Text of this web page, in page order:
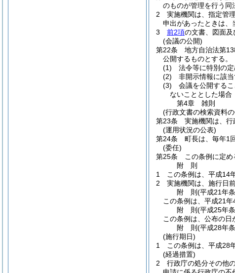
のものが管理を行う同
2
実施機関は、指定管
申出があったときは、
3
前2項の文書、図面及
(会議の公開)
第22条
地方自治法第
公開するものとする。
(1)
法令等に特別の
(2)
非開示情報に該
(3)
会議を公開する
ないこととした場合
第4章
雑則
(行政文書の検索資料
第23条
実施機関は、行
(運用状況の公表)
第24条
町長は、毎年1
(委任)
第25条
この条例に定
附 則
1
この条例は、平成14
2
実施機関は、施行日
附 則(平成21年
この条例は、平成21年
附 則(平成25年
この条例は、公布の日
附 則(平成28年
(施行期日)
1
この条例は、平成28
(経過措置)
2
行政庁の処分その他